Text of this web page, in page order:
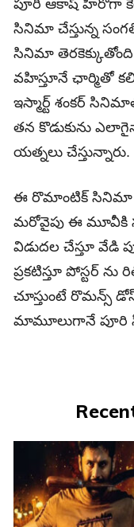
పూరి ఆకాష్ హీరోగా
సినిమా చేస్తున్న
సినిమా
వహిస్తూనే ఛార్మితో
ఇస్మార్ట్ శంకర్
తన కొడుకును
యత్నలు చేస్తున్నారు.
ఈ రొమాంటిక్‌ సినిమా
మరోవైపు ఈ మూవీకి
విడుదల చేస్తూ వేడి
ప్రకటిస్తూ పోస్టర్
చూస్తుంటే రొమన్స్‌ డోస్‌
మామూలుగానే